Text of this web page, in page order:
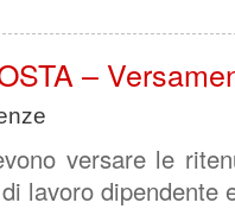
–
versare le
lavoro dipendente